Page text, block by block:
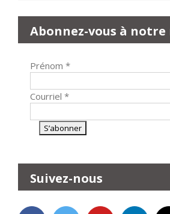
Abonnez-vous à
Prénom *
Courriel *
Suivez-nous